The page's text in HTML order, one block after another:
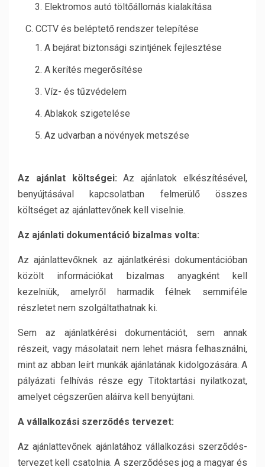
Elektromos autó töltőállomás kialakítása
CCTV és beléptető rendszer telepítése
A bejárat biztonsági szintjének fejlesztése
A kerítés megerősítése
Víz- és tűzvédelem
Ablakok szigetelése
Az udvarban a növények metszése
Az ajánlat költségei:Az ajánlatok elkészítésével,
benyújtásával kapcsolatban felmerülő összes
költséget az ajánlattevőnek kell viselnie.
Az ajánlati dokumentáció bizalmas volta:
Az ajánlattevőknek az ajánlatkérési dokumentációban
közölt információkat bizalmas anyagként kell
kezelniük, amelyről harmadik félnek semmiféle
részletet nem szolgáltathatnak ki.
Sem az ajánlatkérési dokumentációt, sem annak
részeit, vagy másolatait nem lehet másra felhasználni,
mint az abban leírt munkák ajánlatának kidolgozására. A
pályázati felhívás része egy Titoktartási nyilatkozat,
amelyet cégszerűen aláírva kell benyújtani.
A vállalkozási szerződés tervezet:
Az ajánlattevőnek ajánlatához vállalkozási szerződés-
tervezet kell csatolnia. A szerződéses jog a magyar és